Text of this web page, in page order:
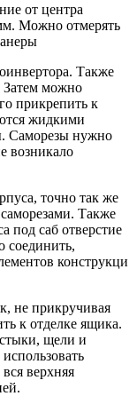
от центра
Можно отмерять
Также
Затем можно
прикрепить к
жидкими
Саморезы нужно
возникало
точно так же
Также
под саб отверстие
соединить,
конструкци
не прикручивая
к отделке ящика.
стыки, щели и
верхняя